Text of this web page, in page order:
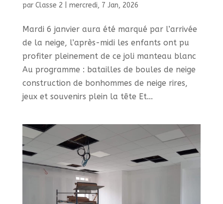
par Classe 2 mercredi, 7 Jan, 2026
Mardi 6 janvier aura été marqué par l’arrivée
de la neige, l’après-midi les enfants ont pu
profiter pleinement de ce joli manteau blanc
Au programme : batailles de boules de neige
construction de bonhommes de neige rires,
jeux et souvenirs plein la tête Et...